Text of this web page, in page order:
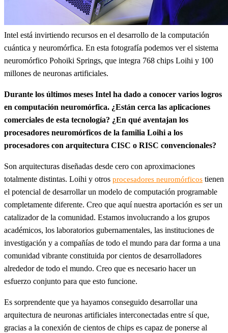
Intel está invirtiendo recursos en el desarrollo de la computación
cuántica y neuromórfica. En esta fotografía podemos ver el sistema
neuromórfico Pohoiki Springs, que integra 768 chips Loihi y 100
millones de neuronas artificiales.
Durante los últimos meses Intel ha dado a conocer varios logros
en computación neuromórfica. ¿Están cerca las aplicaciones
comerciales de esta tecnología? ¿En qué aventajan los
procesadores neuromórficos de la familia Loihi a los
procesadores con arquitectura CISC o RISC convencionales?
Son arquitecturas diseñadas desde cero con aproximaciones
totalmente distintas. Loihi y otros procesadores neuromórficos tienen
el potencial de desarrollar un modelo de computación programable
completamente diferente. Creo que aquí nuestra aportación es ser un
catalizador de la comunidad. Estamos involucrando a los grupos
académicos, los laboratorios gubernamentales, las instituciones de
investigación y a compañías de todo el mundo para dar forma a una
comunidad vibrante constituida por cientos de desarrolladores
alrededor de todo el mundo. Creo que es necesario hacer un
esfuerzo conjunto para que esto funcione.
Es sorprendente que ya hayamos conseguido desarrollar una
arquitectura de neuronas artificiales interconectadas entre sí que,
gracias a la conexión de cientos de chips es capaz de ponerse al